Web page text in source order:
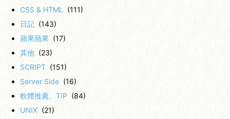
CSS & HTML
(111)
日記 (143)
蘋果蘋果 (17)
其他 (23)
SCRIPT (151)
Server Side (16)
軟體推薦、TIP (84)
UNIX (21)